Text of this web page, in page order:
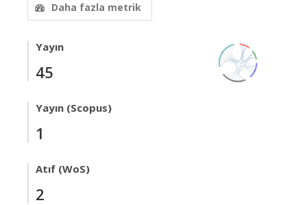
Daha fazla metrik
Yayın
45
Yayın (Scopus)
1
Atıf (WoS)
2